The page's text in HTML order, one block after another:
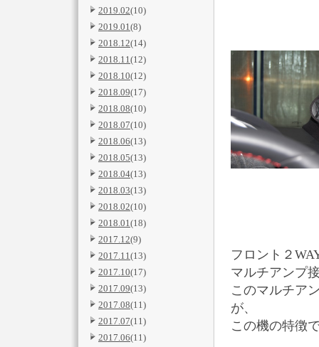
2019.02(10)
2019.01(8)
2018.12(14)
2018.11(12)
2018.10(12)
2018.09(17)
2018.08(10)
2018.07(10)
2018.06(13)
2018.05(13)
2018.04(13)
2018.03(13)
2018.02(10)
2018.01(18)
2017.12(9)
2017.11(13)
2017.10(17)
2017.09(13)
2017.08(11)
2017.07(11)
2017.06(11)
フロント２
マルチアンプ
このマルチア
が、
この機の特徴